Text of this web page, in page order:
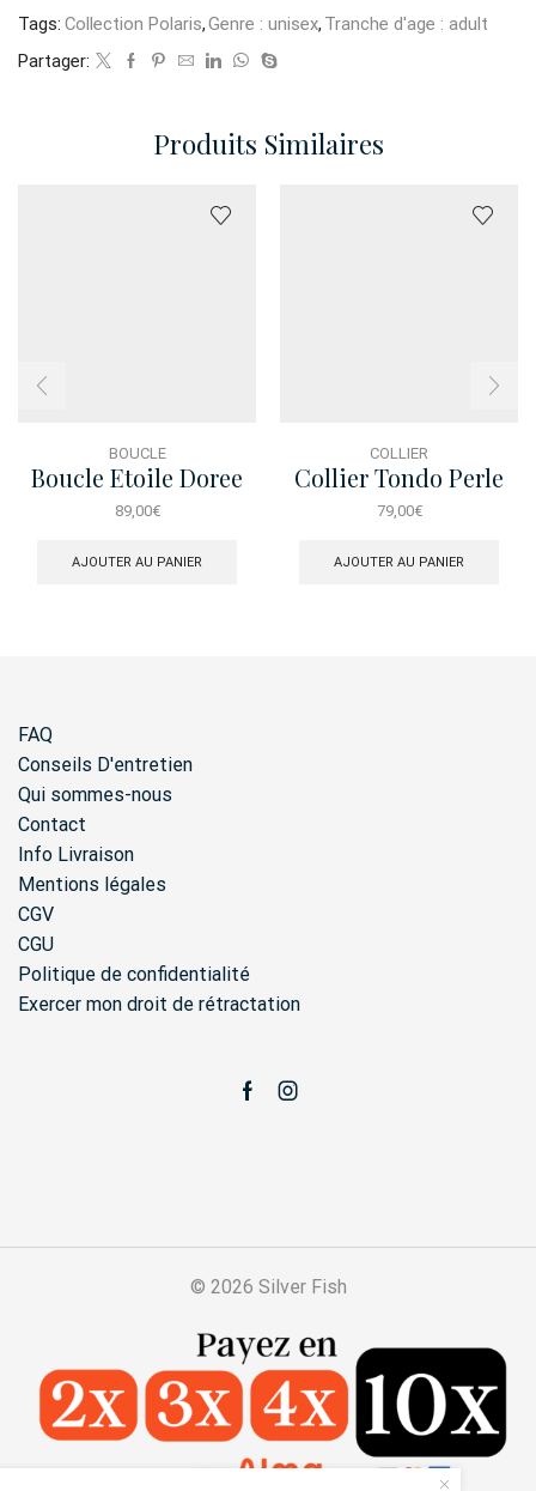
Tags: Collection Polaris,Genre : unisex, Tranche d'age : adult
Partager:
Produits Similaires
BOUCLE
Boucle Etoile Doree
Asym
89,00€
AJOUTER AU PANIER
COLLIER
Collier Tondo Perle
Naturelle
79,00€
AJOUTER AU PANIER
FAQ
Conseils D'entretien
Qui sommes-nous
Contact
Info Livraison
Mentions légales
CGV
CGU
Politique de confidentialité
Exercer mon droit de rétractation
FacebookInstagram
© 2026 Silver Fish